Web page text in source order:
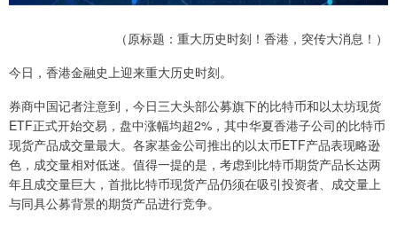
（原标题：重大历史时刻！香港，突传大消息！）
今日，香港金融史上迎来重大历史时刻。
券商中国记者注意到，今日三大头部公募旗下的比特币和以太坊现货
ETF正式开始交易，盘中涨幅均超2%，其中华夏香港子公司的比特币
现货产品成交量最大。各家基金公司推出的以太币ETF产品表现略逊
色，成交量相对低迷。值得一提的是，考虑到比特币期货产品长达两
年且成交量巨大，首批比特币现货产品仍须在吸引投资者、成交量上
与同具公募背景的期货产品进行竞争。